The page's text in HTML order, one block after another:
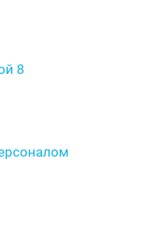
8